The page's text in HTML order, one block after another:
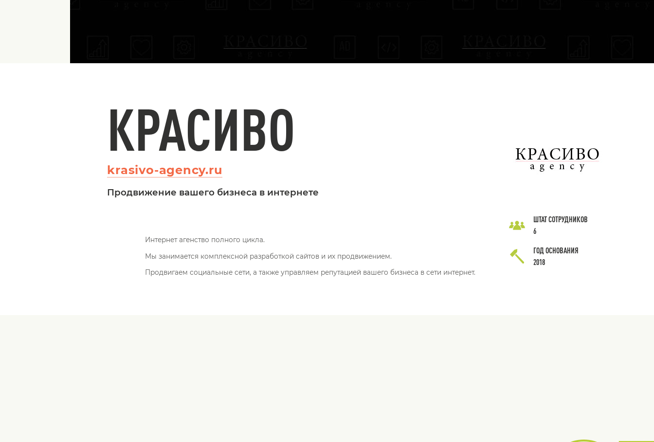
КРАСИВО
krasivo-agency.ru
Продвижение вашего бизнеса в интернете
Интернет агенство полного цикла.
Мы занимается комплексной разработкой сайтов и их продвижением.
Продвигаем социальные сети, а также управляем репутацией вашего бизнеса в сети интернет.
ШТАТ СОТРУДНИКОВ
6
ГОД ОСНОВАНИЯ
2018